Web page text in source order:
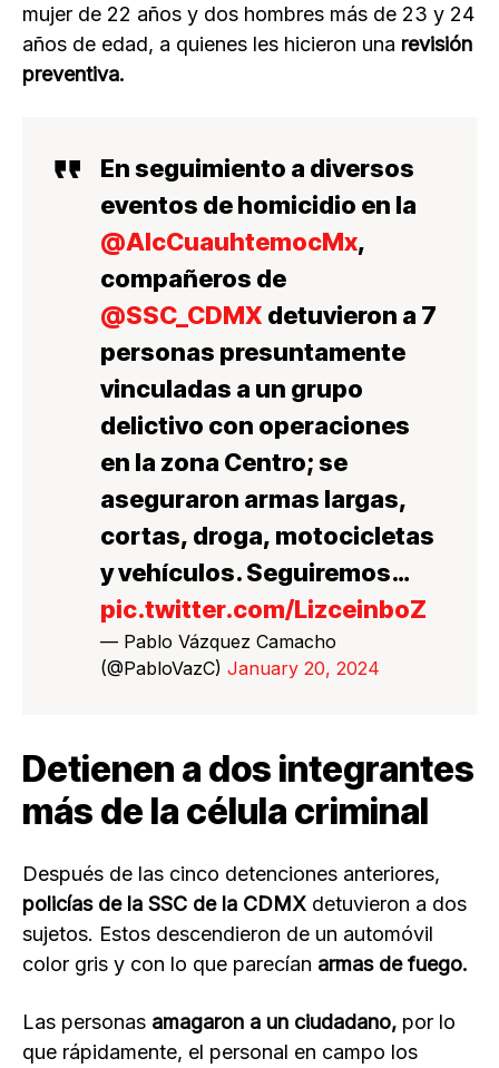
mujer de 22 años y dos hombres más de 23 y 24
años de edad, a quienes les hicieron una revisión
preventiva.
En seguimiento a diversos
eventos de homicidio en la
@AlcCuauhtemocMx,
compañeros de
@SSC_CDMX detuvieron a 7
personas presuntamente
vinculadas a un grupo
delictivo con operaciones
en la zona Centro; se
aseguraron armas largas,
cortas, droga, motocicletas
y vehículos. Seguiremos…
pic.twitter.com/LizceinboZ
— Pablo Vázquez Camacho
(@PabloVazC) January 20, 2024
Detienen a dos integrantes
más de la célula criminal
Después de las cinco detenciones anteriores,
policías de la SSC de la CDMX detuvieron a dos
sujetos. Estos descendieron de un automóvil
color gris y con lo que parecían armas de fuego.
Las personas amagaron a un ciudadano, por lo
que rápidamente, el personal en campo los